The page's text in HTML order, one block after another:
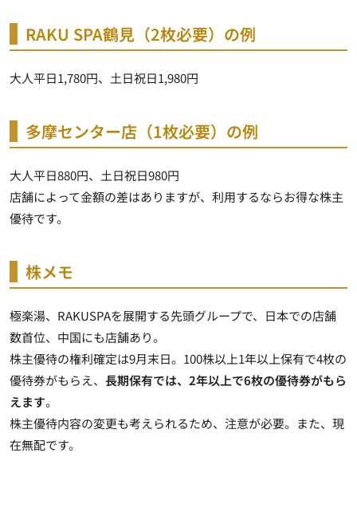
RAKU SPA鶴見（2枚必要）の例
大人平日1,780円、土日祝日1,980円
多摩センター店（1枚必要）の例
大人平日880円、土日祝日980円
店舗によって金額の差はありますが、利用するならお得な株主
優待です。
株メモ
極楽湯、RAKUSPAを展開する先頭グループで、日本での店舗
数首位、中国にも店舗あり。
株主優待の権利確定は9月末日。100株以上1年以上保有で4枚の
優待券がもらえ、 長期保有では、2年以上で6枚の優待券がもら
えます。
株主優待内容の変更も考えられるため、注意が必要。また、現
在無配です。